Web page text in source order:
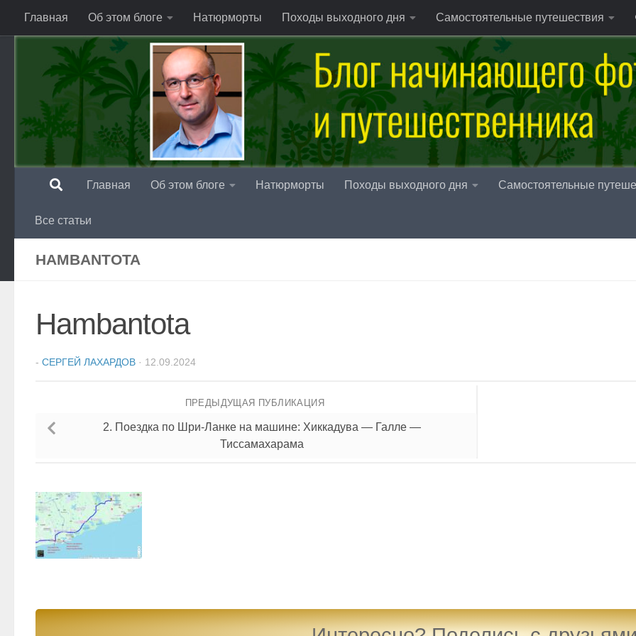
Перейти к содержимому
Главная Об этом блоге Натюрморты Походы выходного дня Самостоятельные путешествия
Главная Об этом блоге Натюрморты Походы выходного дня Самостоятельные
Все статьи
HAMBANTOTA
Hambantota
- СЕРГЕЙ ЛАХАРДОВ · 12.09.2024
ПРЕДЫДУЩАЯ ПУБЛИКАЦИЯ
2. Поездка по Шри-Ланке на машине: Хиккадува — Галле —
Тиссамахарама